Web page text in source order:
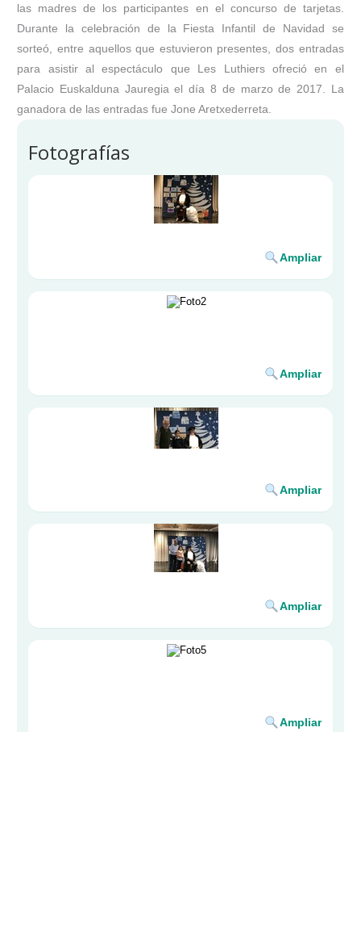
las madres de los participantes en el concurso de tarjetas.
Durante la celebración de la Fiesta Infantil de Navidad se
sorteó, entre aquellos que estuvieron presentes, dos entradas
para asistir al espectáculo que Les Luthiers ofreció en el
Palacio Euskalduna Jauregia el día 8 de marzo de 2017. La
ganadora de las entradas fue Jone Aretxederreta.
Fotografías